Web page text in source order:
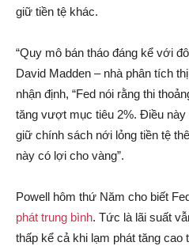
giữ tiền tệ khác.
“Quy mô bán tháo đáng kể với
David Madden – nhà phân tích
nhận định, “Fed nói rằng thi
tăng vượt mục tiêu 2%. Điều
giữ chính sách nới lỏng tiền tệ
này có lợi cho vàng”.
Powell hôm thứ Năm cho biết
phát trung bình. Tức là lãi suất
thấp kể cả khi lạm phát tăng cao